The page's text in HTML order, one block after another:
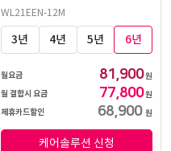
WL21EEN-12M
3년 4년 5년 6년
월요금 81,900원
월 결합시 요금
77,800원
제휴카드할인
68,900 원
케어솔루션 신청